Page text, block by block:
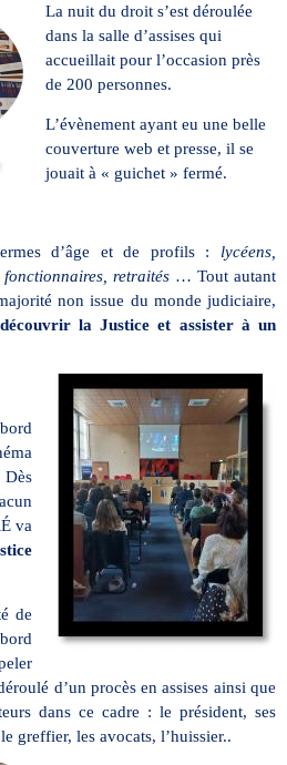
La nuit du droit s’est déroulée
dans la salle d’assises qui
accueillait pour l’occasion près
de 200 personnes.
L’évènement ayant eu une belle
couverture web et presse, il se
jouait à « guichet » fermé.
d’âge et de profils : lycéens,
retraités… Tout autant
non issue du monde judiciaire,
découvrir la Justice et assister à un
va
de
d’un procès en assises ainsi que
dans ce cadre : le président, ses
greffier, les avocats, l’huissier..